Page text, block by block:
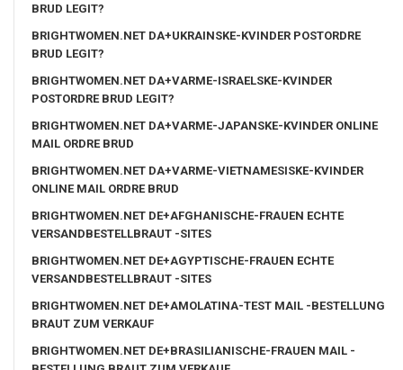
BRUD LEGIT?
BRIGHTWOMEN.NET DA+UKRAINSKE-KVINDER POSTORDRE
BRUD LEGIT?
BRIGHTWOMEN.NET DA+VARME-ISRAELSKE-KVINDER
POSTORDRE BRUD LEGIT?
BRIGHTWOMEN.NET DA+VARME-JAPANSKE-KVINDER ONLINE
MAIL ORDRE BRUD
BRIGHTWOMEN.NET DA+VARME-VIETNAMESISKE-KVINDER
ONLINE MAIL ORDRE BRUD
BRIGHTWOMEN.NET DE+AFGHANISCHE-FRAUEN ECHTE
VERSANDBESTELLBRAUT -SITES
BRIGHTWOMEN.NET DE+AGYPTISCHE-FRAUEN ECHTE
VERSANDBESTELLBRAUT -SITES
BRIGHTWOMEN.NET DE+AMOLATINA-TEST MAIL -BESTELLUNG
BRAUT ZUM VERKAUF
BRIGHTWOMEN.NET DE+BRASILIANISCHE-FRAUEN MAIL -